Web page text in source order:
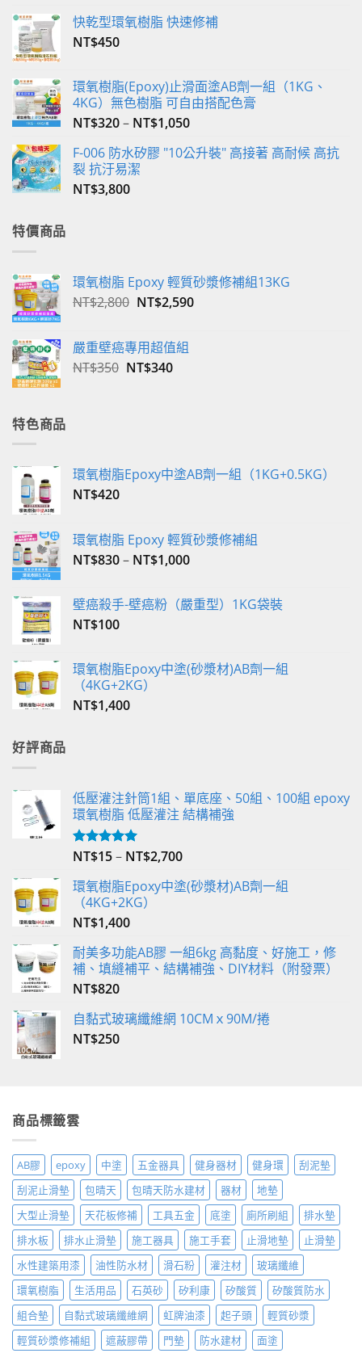
產
品
頁
選
擇
選
品
擇
選
項
快乾型環氧樹脂 快速修補
NT$450
環氧樹脂(Epoxy)止滑面塗AB劑一組（1KG、
4KG）無色樹脂 可自由搭配色膏
NT$320– NT$1,050
F-006 防水矽膠 "10公升裝" 高接著 高耐候 高抗
裂 抗汙易潔
NT$3,800
特價商品
環氧樹脂 Epoxy 輕質砂漿修補組13KG
NT$2,800 原
格：
NT$2,800。
NT$2,590目
嚴重壁癌專用超值組
NT$350 原
NT$340目
特色商品
環氧樹脂Epoxy中塗AB劑一組（1KG+0.5KG）
NT$420
環氧樹脂 Epoxy 輕質砂漿修補組
NT$830– NT$1,000
壁癌殺手-壁癌粉（嚴重型）1KG袋裝
NT$100
環氧樹脂Epoxy中塗(砂漿材)AB劑一組
（4KG+2KG）
NT$1,400
好評商品
低壓灌注針筒1組、單底座、50組、100組 epoxy
環氧樹脂 低壓灌注 結構補強
評分5.00
NT$15– NT$2,700
環氧樹脂Epoxy中塗(砂漿材)AB劑一組
（4KG+2KG）
NT$1,400
耐美多功能AB膠 一組6kg 高黏度、好施工，修
補、填縫補平、結構補強、DIY材料（附發票）
NT$820
自黏式玻璃纖維網 10CMｘ90M/捲
NT$250
商品標籤雲
AB膠 epoxy 中塗 五金器具 健身器材 健身環
刮泥墊
刮泥止滑墊
包晴天 包晴天防水建材 器材
地墊
大型止滑墊
天花板修補 工具五金 底塗 廁所刷組
排水墊
排水板
排水止滑墊 施工器具 施工手套 止滑地墊
止滑墊
水性建築用漆
油性防水材 滑石粉 灌注材
玻璃纖維
環氧樹脂
生活用品 石英砂 矽利康 矽酸質
矽酸質防水
組合墊
自黏式玻璃纖維網 虹牌油漆 起子頭
輕質砂漿
輕質砂漿修補組
遮蔽膠帶 門墊 防水建材 面塗